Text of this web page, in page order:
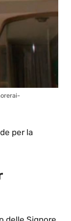
per la